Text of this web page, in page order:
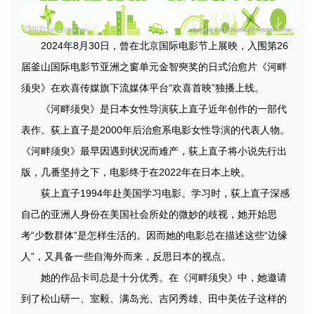
2024年8月30日，曾在北京国际电影节上展映，入围第26
届釜山国际电影节亚洲之窗单元金智奭奖的日式治愈片《河畔
须臾》在欢喜传媒旗下流媒体平台“欢喜首映”独播上线。
《河畔须臾》是日本女性导演荻上直子近年创作的一部代
表作。荻上直子是2000年后治愈系电影女性导演的代表人物。
《河畔须臾》最早因遇到状况而难产，荻上直子将小说先行出
版，几番坚持之下，电影终于在2022年在日本上映。
荻上直子1994年赴美国学习电影。学习时，荻上直子深感
自己的亚洲人身份在美国社会所处的微妙的歧视，她开始思
考“少数群体”是怎样生活的。因而她的电影总在描述这些“边缘
人”，又具备一些自海外而来，反思日本的视点。
她的作品卡司总是十分优秀。在《河畔须臾》中，她邀请
到了松山研一、室毅、满岛光、吉冈秀雄、田中美佐子这样的